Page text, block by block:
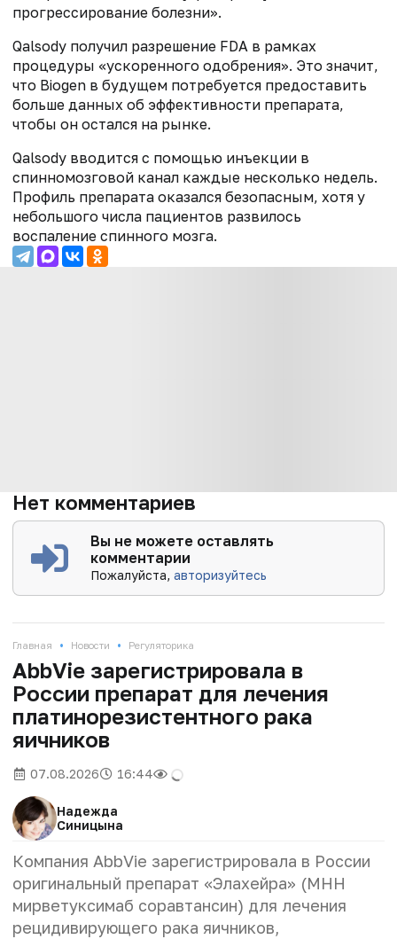
прогрессирование болезни».
Qalsody получил разрешение FDA в рамках
процедуры «ускоренного одобрения». Это значит,
что Biogen в будущем потребуется предоставить
больше данных об эффективности препарата,
чтобы он остался на рынке.
Qalsody вводится с помощью инъекции в
спинномозговой канал каждые несколько недель.
Профиль препарата оказался безопасным, хотя у
небольшого числа пациентов развилось
воспаление спинного мозга.
Нет комментариев
Вы не можете оставлять
комментарии
Пожалуйста,авторизуйтесь
Главная • Новости • Регуляторика
AbbVie зарегистрировала в
России препарат для лечения
платинорезистентного рака
яичников
07.08.2026 16:44
Надежда
Синицына
Компания AbbVie зарегистрировала в России
оригинальный препарат «Элахейра» (МНН
мирветуксимаб соравтансин) для лечения
рецидивирующего рака яичников,